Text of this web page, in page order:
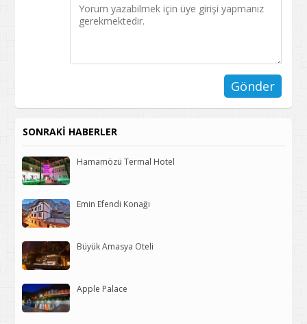
SONRAKİ HABERLER
Hamamözü Termal Hotel
Emin Efendi Konağı
Büyük Amasya Oteli
Apple Palace